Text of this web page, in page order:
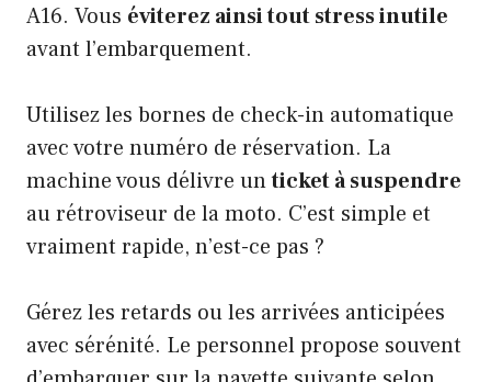
A16. Vous éviterez ainsi tout stress inutile
avant l’embarquement.
Utilisez les bornes de check-in automatique
avec votre numéro de réservation. La
machine vous délivre unticket à suspendre
au rétroviseur de la moto. C’est simple et
vraiment rapide, n’est-ce pas ?
Gérez les retards ou les arrivées anticipées
avec sérénité. Le personnel propose souvent